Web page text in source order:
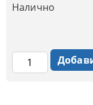
Налично